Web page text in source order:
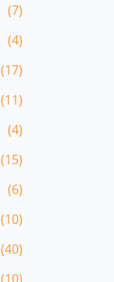
(7)
(4)
(17)
(11)
(4)
(15)
(6)
(10)
(40)